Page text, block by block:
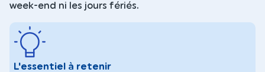
week-end ni les jours fériés.
L'essentiel à retenir